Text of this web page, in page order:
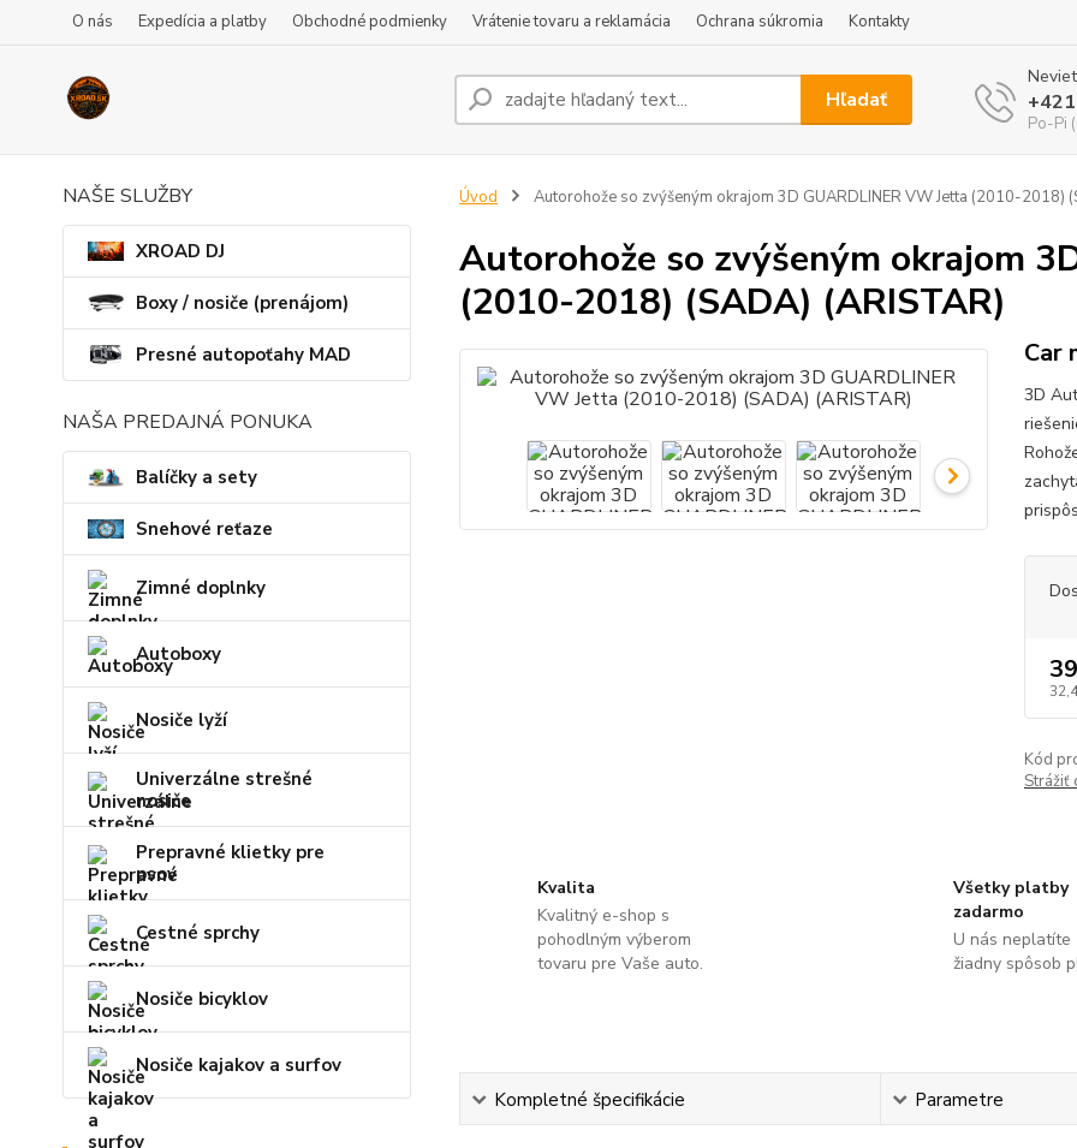
O nás Expedícia a platby Obchodné podmienky Vrátenie tovaru a reklamácia Ochrana súkromia Kontakty
Hľadať
Po-Pi
NAŠE SLUŽBY
XROAD DJ
Boxy / nosiče (prenájom)
Presné autopoťahy MAD
NAŠA PREDAJNÁ PONUKA
Balíčky a sety
Snehové reťaze
Zimné doplnky
Autoboxy
Nosiče lyží
Univerzálne strešné
nosiče
Prepravné klietky pre
psov
Cestné sprchy
Nosiče bicyklov
Nosiče kajakov a surfov
Úvod Autorohože so zvýšeným okrajom 3D GUARDLINER VW Jetta (2010-2018)
Autorohože so zvýšeným okrajom
(2010-2018) (SADA) (ARISTAR)
Car
3D
Kód
Strážiť
Kvalita
Kvalitný e-shop s
pohodlným výberom
tovaru pre Vaše auto.
Všetky platby
zadarmo
U nás neplatíte
žiadny spôsob
Kompletné špecifikácie Parametre